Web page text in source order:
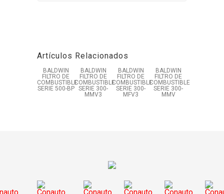
Artículos Relacionados
BALDWIN
FILTRO DE
COMBUSTIBLE
SERIE 500-BP
BALDWIN
FILTRO DE
COMBUSTIBLE
SERIE 300-
MMV3
BALDWIN
FILTRO DE
COMBUSTIBLE
SERIE 300-
MFV3
BALDWIN
FILTRO DE
COMBUSTIBLE
SERIE 300-
MMV